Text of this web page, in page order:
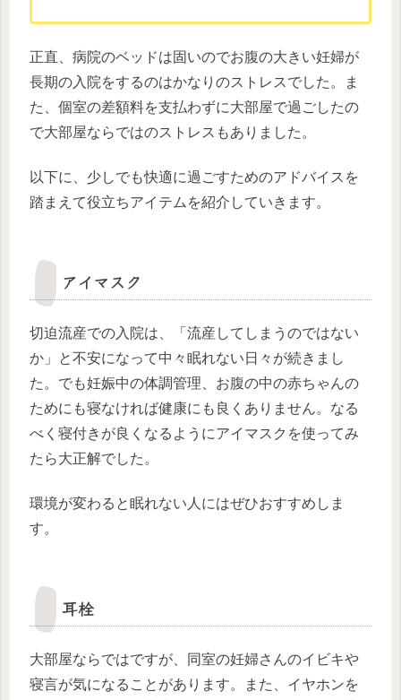
正直、病院のベッドは固いのでお腹の大きい妊婦が
長期の入院をするのはかなりのストレスでした。ま
た、個室の差額料を支払わずに大部屋で過ごしたの
で大部屋ならではのストレスもありました。
以下に、少しでも快適に過ごすためのアドバイスを
踏まえて役立ちアイテムを紹介していきます。
アイマスク
切迫流産での入院は、「流産してしまうのではない
か」と不安になって中々眠れない日々が続きまし
た。でも妊娠中の体調管理、お腹の中の赤ちゃんの
ためにも寝なければ健康にも良くありません。なる
べく寝付きが良くなるようにアイマスクを使ってみ
たら大正解でした。
環境が変わると眠れない人にはぜひおすすめしま
す。
耳栓
大部屋ならではですが、同室の妊婦さんのイビキや
寝言が気になることがあります。また、イヤホンを